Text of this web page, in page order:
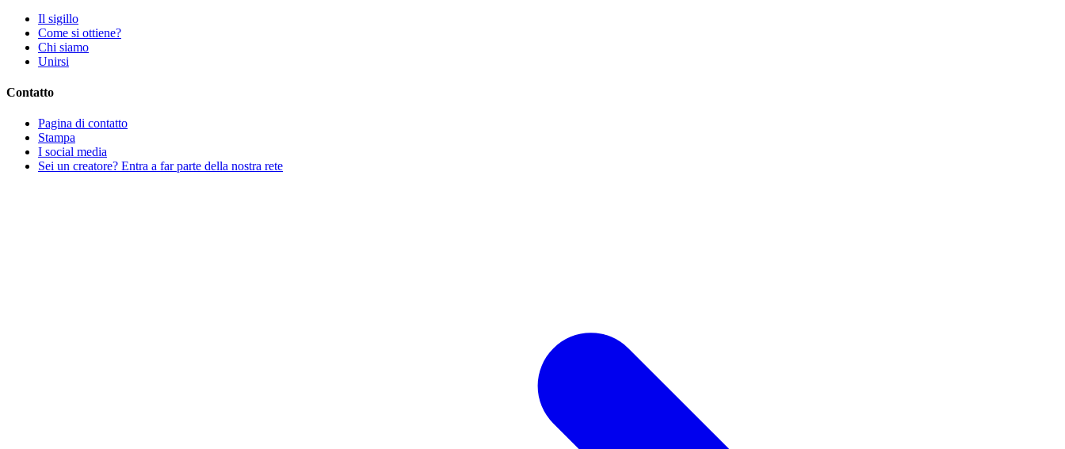
Il sigillo
Come si ottiene?
Chi siamo
Unirsi
Contatto
Pagina di contatto
Stampa
I social media
Sei un creatore? Entra a far parte della nostra rete